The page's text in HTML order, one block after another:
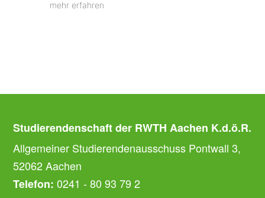
mehr erfahren
Studierendenschaft der RWTH Aachen K.d.ö.R.
Allgemeiner Studierendenausschuss Pontwall 3,
52062 Aachen
Telefon: 0241 - 80 93 79 2